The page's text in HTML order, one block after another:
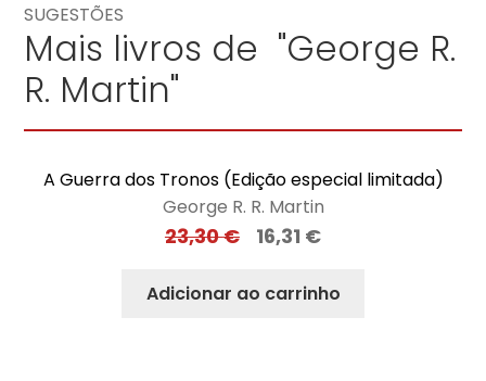
SUGESTÕES
Mais livros de "George R.
R. Martin"
A Guerra dos Tronos (Edição especial limitada)
George R. R. Martin
23,30€ 16,31 €
Adicionar ao carrinho